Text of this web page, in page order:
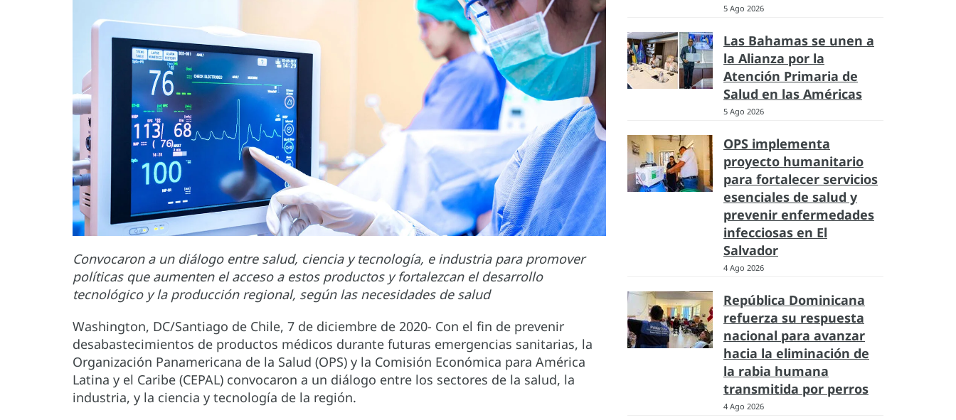
Convocaron a un diálogo entre salud, ciencia y tecnología, e industria para promover
políticas que aumenten el acceso a estos productos y fortalezcan el desarrollo
tecnológico y la producción regional, según las necesidades de salud
Washington, DC/Santiago de Chile, 7 de diciembre de 2020- Con el fin de prevenir
desabastecimientos de productos médicos durante futuras emergencias sanitarias, la
Organización Panamericana de la Salud (OPS) y la Comisión Económica para América
Latina y el Caribe (CEPAL) convocaron a un diálogo entre los sectores de la salud, la
industria, y la ciencia y tecnología de la región.
5 Ago 2026
Las Bahamas se unen a
la Alianza por la
Atención Primaria de
Salud en las Américas
5 Ago 2026
OPS implementa
proyecto humanitario
para fortalecer servicios
esenciales de salud y
prevenir enfermedades
infecciosas en El
Salvador
4 Ago 2026
República Dominicana
refuerza su respuesta
nacional para avanzar
hacia la eliminación de
la rabia humana
transmitida por perros
4 Ago 2026